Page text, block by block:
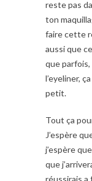
reste pas
ton
faire cette
aussi que
que
l’eyeliner,
petit.
Tout ça
J’espère
j’espère
que